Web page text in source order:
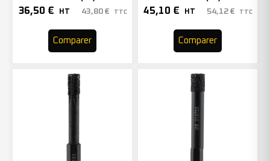
36,50 € HT 43,80 € TTC
Comparer
45,10 € HT 54,12 € TTC
Comparer